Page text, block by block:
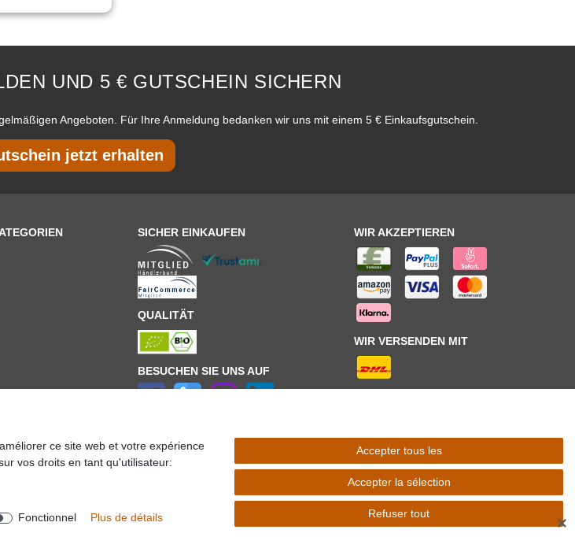
UND 5 € GUTSCHEIN SICHERN
Angeboten. Für Ihre Anmeldung bedanken wir uns mit einem 5 € Einkaufsgutschein.
jetzt erhalten
SICHER EINKAUFEN
QUALITÄT
BESUCHEN SIE UNS AUF
WIR AKZEPTIEREN
WIR VERSENDEN MIT
Lieferzeiten für andere Länder entnehmen Sie bitte der Schaltfäche mit den Versandinformationen. *** Bei den ausgewiesenen
für Deutschland, diese ändern sich je nach Auswahl Ihres Lieferlandes.
ce site web et votre expérience
vos droits en tant qu'utilisateur:
Fonctionnel Plus de détails
Accepter tous les
Accepter la sélection
Refuser tout
✕